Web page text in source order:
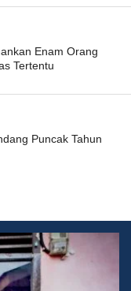
Enam Orang
Tertentu
Puncak Tahun